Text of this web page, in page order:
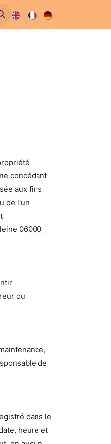
concédant
aux fins
de l'un
06000
ou
de
dans le
heure et